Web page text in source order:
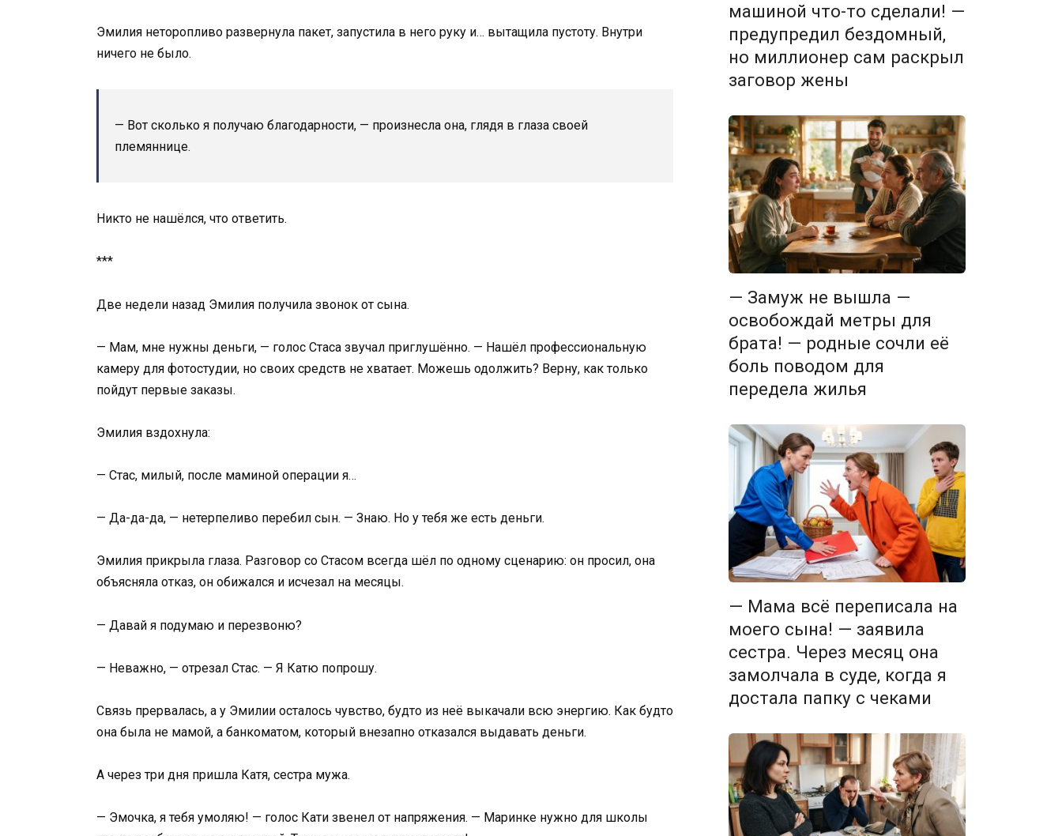
Эмилия неторопливо развернула пакет, запустила в него руку и… вытащила пустоту. Внутри
ничего не было.
— Вот сколько я получаю благодарности, — произнесла она, глядя в глаза своей
племяннице.
Никто не нашёлся, что ответить.
***
Две недели назад Эмилия получила звонок от сына.
— Мам, мне нужны деньги, — голос Стаса звучал приглушённо. — Нашёл профессиональную
камеру для фотостудии, но своих средств не хватает. Можешь одолжить? Верну, как только
пойдут первые заказы.
Эмилия вздохнула:
— Стас, милый, после маминой операции я…
— Да-да-да, — нетерпеливо перебил сын. — Знаю. Но у тебя же есть деньги.
Эмилия прикрыла глаза. Разговор со Стасом всегда шёл по одному сценарию: он просил, она
объясняла отказ, он обижался и исчезал на месяцы.
— Давай я подумаю и перезвоню?
— Неважно, — отрезал Стас. — Я Катю попрошу.
Связь прервалась, а у Эмилии осталось чувство, будто из неё выкачали всю энергию. Как будто
она была не мамой, а банкоматом, который внезапно отказался выдавать деньги.
А через три дня пришла Катя, сестра мужа.
— Эмочка, я тебя умоляю! — голос Кати звенел от напряжения. — Маринке нужно для школы
машиной что-то сделали! —
предупредил бездомный,
но миллионер сам раскрыл
заговор жены
— Замуж не вышла —
освобождай метры для
брата! — родные сочли её
боль поводом для
передела жилья
— Мама всё переписала на
моего сына! — заявила
сестра. Через месяц она
замолчала в суде, когда я
достала папку с чеками